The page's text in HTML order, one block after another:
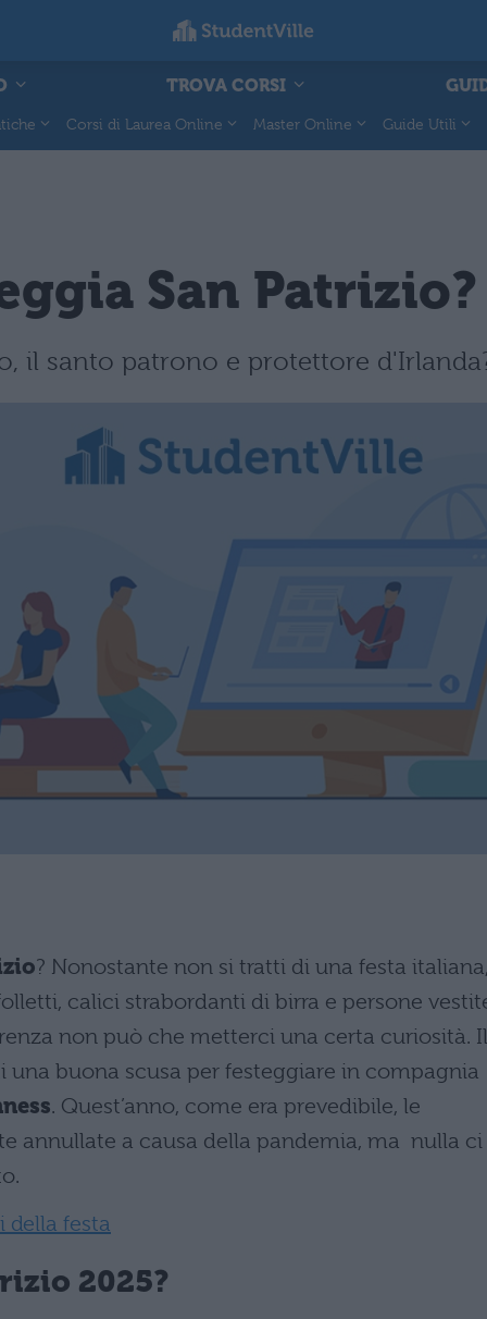
TROVA CORSI
Corsi di Laurea Online Master Online Guide Utili
San Patrizio?
il santo patrono e protettore
? Nonostante non si tratti di una festa
calici strabordanti di birra e persone
non può che metterci una certa curiosità. Il
una buona scusa per festeggiare in compagnia
. Quest’anno, come era prevedibile, le
annullate a causa della pandemia, ma nulla ci
della festa
2025?